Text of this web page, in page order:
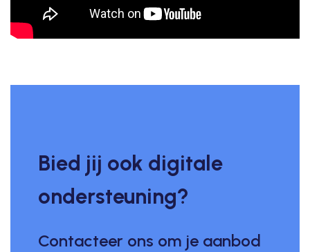
Bied jij ook digitale
ondersteuning?
Contacteer ons om je aanbod